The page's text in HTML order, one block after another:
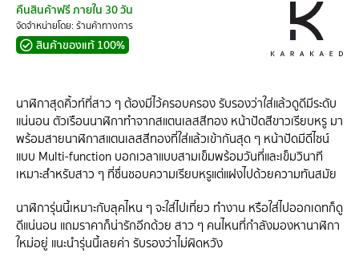
คืนสินค้าฟรี ภายใน 30 วัน
จัดจำหน่ายโดย: ร้านค้าทางการ
สินค้าของแท้ 100%
นาฬิกาสุดคิ้วท์ที่สาว ๆ ต้องมีไว้ครอบครอง รับรองว่าใส่แล้วดูดีมีระดับ
แน่นอน ตัวเรือนนาฬิกาทำจากสแตนเลสสีทอง หน้าปัดสีขาวเรียบหรู มา
พร้อมสายนาฬิกาสแตนเลสสีทองที่ใส่แล้วเข้ากันสุด ๆ หน้าปัดมีดีไซน์
แบบ Multi-function บอกเวลาแบบสามเข็มพร้อมวันที่และเข็มวินาที
เหมาะสำหรับสาว ๆ ที่ชื่นชอบความเรียบหรูแต่แฝงไปด้วยความทันสมัย
นาฬิการุ่นนี้เหมาะกับลุคไหน ๆ จะใส่ไปเที่ยว ทำงาน หรือใส่ไปออกเดทก็ดู
ดีแน่นอน แถมราคาก็น่ารักอีกด้วย สาว ๆ คนไหนที่กำลังมองหานาฬิกา
ใหม่อยู่ แนะนำรุ่นนี้เลยค่า รับรองว่าไม่ผิดหวัง